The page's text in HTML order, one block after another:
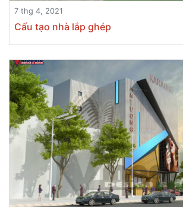
7 thg 4, 2021
Cấu tạo nhà lắp ghép